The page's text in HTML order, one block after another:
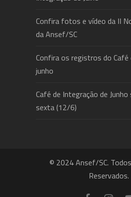
Confira fotos e vídeo da II
da Ansef/SC
Confira os registros do Café
junho
Café de Integração de
sexta (12/6)
© 2024 Ansef/SC.
Reservados.